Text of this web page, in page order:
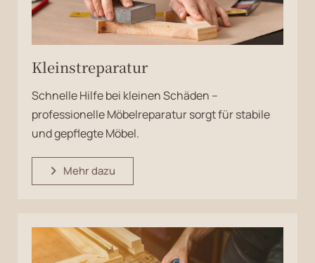
Kleinstreparatur
Schnelle Hilfe bei kleinen Schäden –
professionelle Möbelreparatur sorgt für stabile
und gepflegte Möbel.
Mehr dazu